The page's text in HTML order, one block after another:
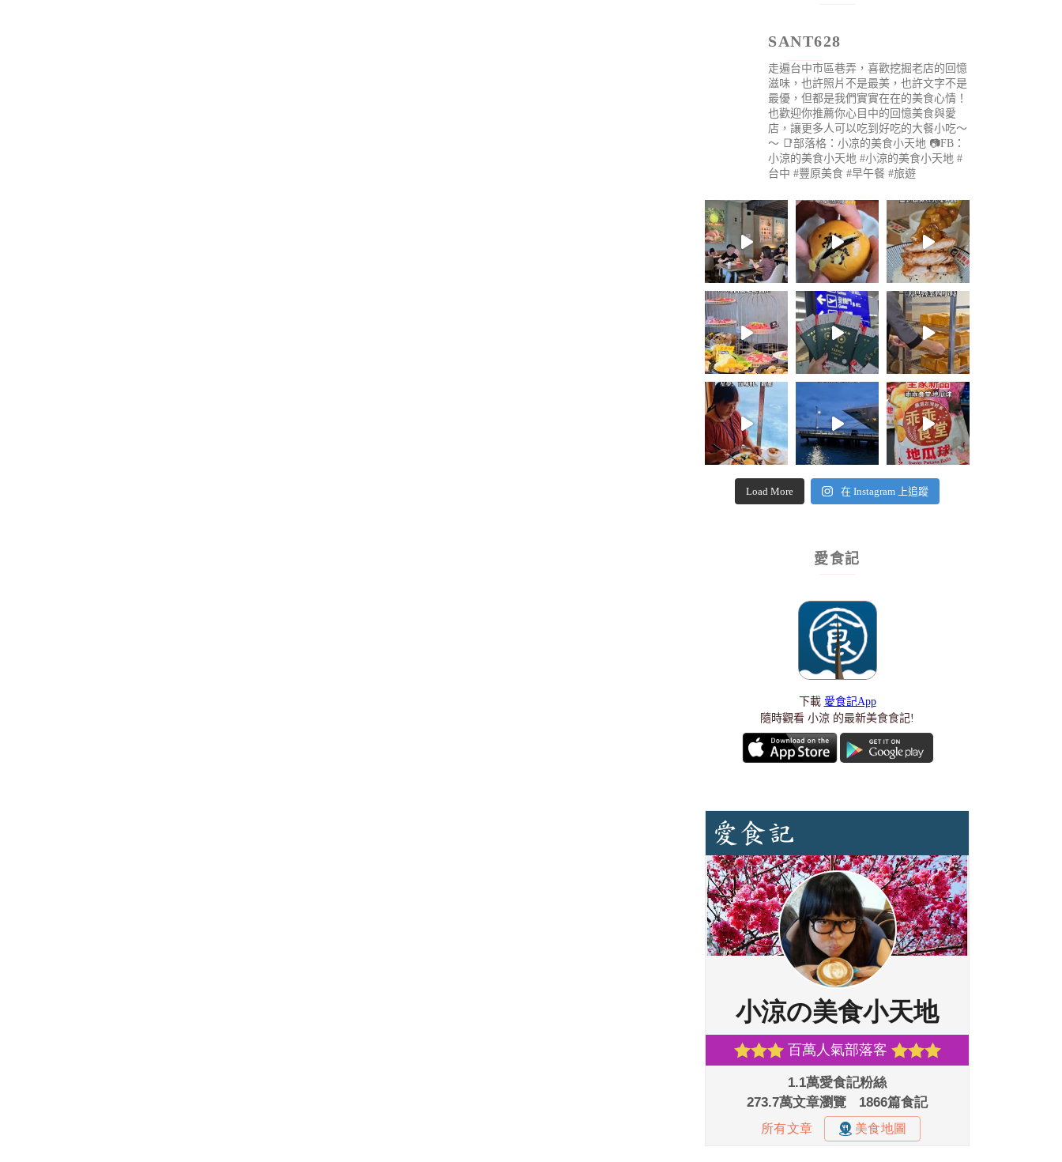
SANT628
走遍台中市區巷弄，喜歡挖掘老店的回憶
滋味，也許照片不是最美，也許文字不是
最優，但都是我們實實在在的美食心情！
也歡迎你推薦你心目中的回憶美食與愛
店，讓更多人可以吃到好吃的大餐小吃～
～ 📑部落格：小凉的美食小天地 📷FB：
小涼的美食小天地 #小涼的美食小天地 #
台中 #豐原美食 #早午餐 #旅遊
Load More 在 Instagram 上追蹤
愛食記
下載 愛食記App
隨時觀看 小涼 的最新美食食記!